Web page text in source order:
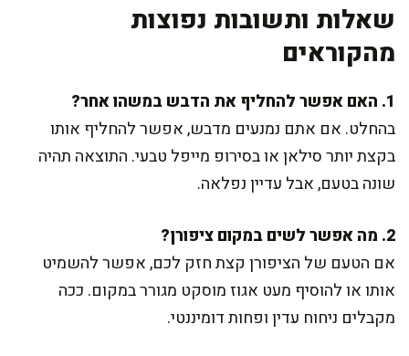
שאלות ותשובות נפוצות
מהקוראים
1. האם אפשר להחליף את הדבש במשהו אחר?
בהחלט. אם אתם נמנעים מדבש, אפשר להחליף אותו
בקצת יותר סילאן או בסירופ מייפל טבעי. התוצאה תהיה
שונה בטעם, אבל עדיין נפלאה.
2. מה אפשר לשים במקום ציפורן?
אם הטעם של הציפורן קצת חזק לכם, אפשר להשמיט
אותו או להוסיף מעט אגוז מוסקט מגורר במקום. ככה
מקבלים ניחוח עדין ופחות דומיננטי.